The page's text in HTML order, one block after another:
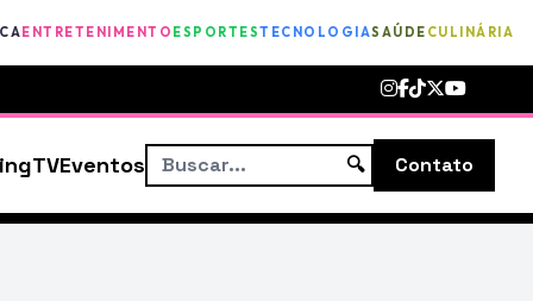
ENTRETENIMENTO ESPORTESTECNOLOGIASAÚDE CULINÁRIA
TVEventos 🔍 Contato